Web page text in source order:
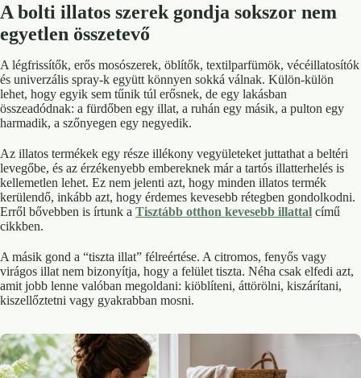
A bolti illatos szerek gondja sokszor nem
egyetlen összetevő
A légfrissítők, erős mosószerek, öblítők, textilparfümök, vécéillatosítók
és univerzális spray-k együtt könnyen sokká válnak. Külön-külön
lehet, hogy egyik sem tűnik túl erősnek, de egy lakásban
összeadódnak: a fürdőben egy illat, a ruhán egy másik, a pulton egy
harmadik, a szőnyegen egy negyedik.
Az illatos termékek egy része illékony vegyületeket juttathat a beltéri
levegőbe, és az érzékenyebb embereknek már a tartós illatterhelés is
kellemetlen lehet. Ez nem jelenti azt, hogy minden illatos termék
kerülendő, inkább azt, hogy érdemes kevesebb rétegben gondolkodni.
Erről bővebben is írtunk a Tisztább otthon kevesebb illattal című
cikkben.
A másik gond a “tiszta illat” félreértése. A citromos, fenyős vagy
virágos illat nem bizonyítja, hogy a felület tiszta. Néha csak elfedi azt,
amit jobb lenne valóban megoldani: kiöblíteni, áttörölni, kiszárítani,
kiszellőztetni vagy gyakrabban mosni.